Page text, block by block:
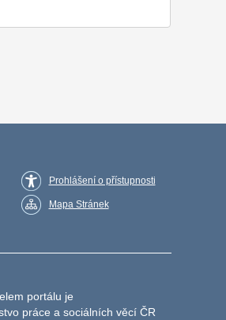
Prohlášení o přístupnosti
Mapa Stránek
portálu je
práce a sociálních věcí ČR